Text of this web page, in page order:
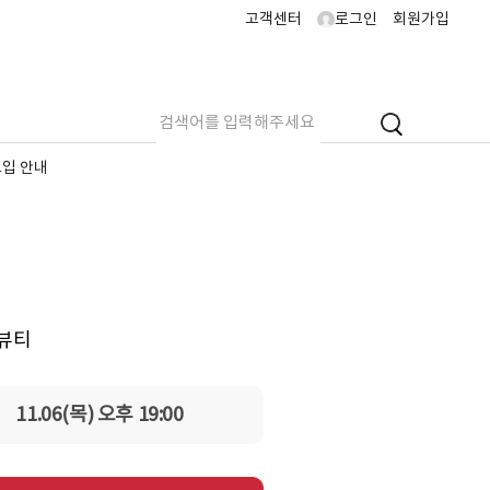
고객센터 로그인 회원가입
안내
티
11.06(목) 오후 19:00